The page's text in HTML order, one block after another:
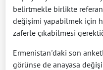
belirtmekle birlikte
değişimi yapabilmek için
zaferle çıkabilmesi
Ermenistan'daki son
görünse de anayasa